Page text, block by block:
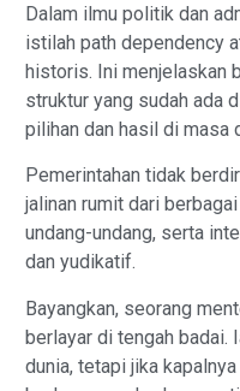
​Dalam ilmu politik dan
istilah path dependency
historis. Ini menjelaskan
struktur yang sudah ada
pilihan dan hasil di masa
​Pemerintahan tidak
jalinan rumit dari
undang-undang, serta
dan yudikatif.
Bayangkan, seorang
berlayar di tengah badai.
dunia, tetapi jika